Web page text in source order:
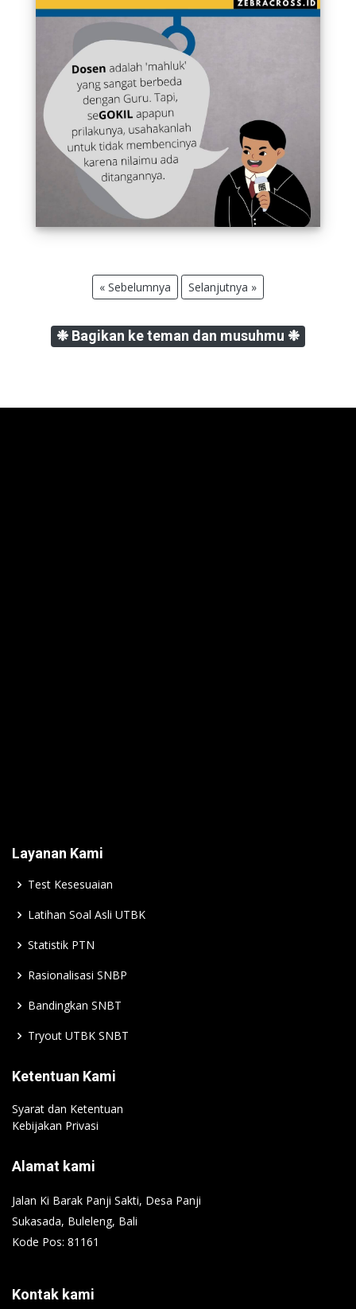
« Sebelumnya Selanjutnya »
❉ Bagikan ke teman dan musuhmu ❉
Layanan Kami
Test Kesesuaian
Latihan Soal Asli UTBK
Statistik PTN
Rasionalisasi SNBP
Bandingkan SNBT
Tryout UTBK SNBT
Ketentuan Kami
Syarat dan Ketentuan
Kebijakan Privasi
Alamat kami
Jalan Ki Barak Panji Sakti, Desa Panji
Sukasada, Buleleng, Bali
Kode Pos: 81161
Kontak kami